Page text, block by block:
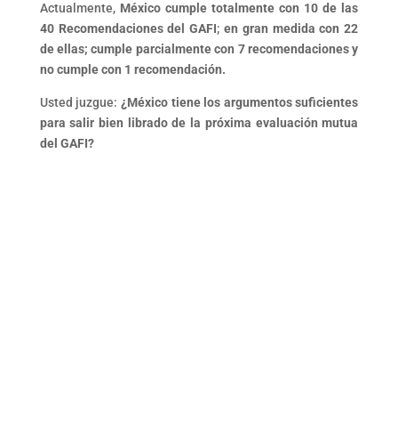
Actualmente, México cumple totalmente con 10 de las
40 Recomendaciones del GAFI;en gran medida con 22
de ellas; cumple parcialmente con 7 recomendaciones y
no cumple con 1 recomendación.
Usted juzgue: ¿México tiene los argumentos suficientes
para salir bien librado de la próxima evaluación mutua
del GAFI?